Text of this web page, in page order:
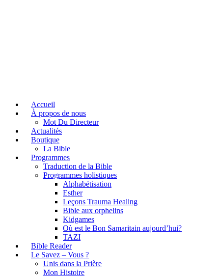
Accueil
À propos de nous
Mot Du Directeur
Actualités
Boutique
La Bible
Programmes
Traduction de la Bible
Programmes holistiques
Alphabétisation
Esther
Leçons Trauma Healing
Bible aux orphelins
Kidgames
Où est le Bon Samaritain aujourd’hui?
TAZI
Bible Reader
Le Savez – Vous ?
Unis dans la Prière
Mon Histoire